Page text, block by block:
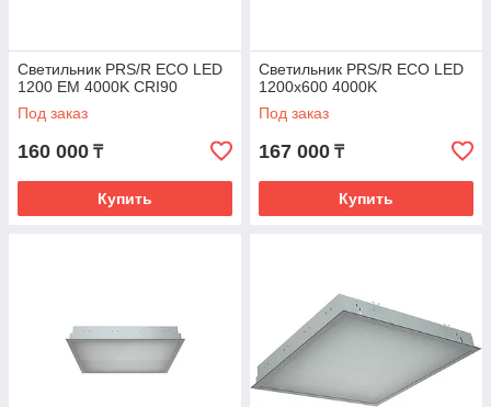
Светильник PRS/R ECO LED
1200 EM 4000K CRI90
Под заказ
160 000 ₸
Купить
Светильник PRS/R ECO LED
1200x600 4000K
Под заказ
167 000 ₸
Купить